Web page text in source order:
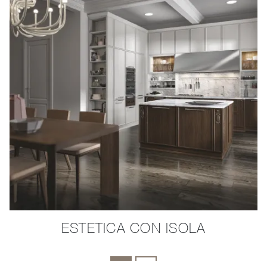
ESTETICA CON ISOLA